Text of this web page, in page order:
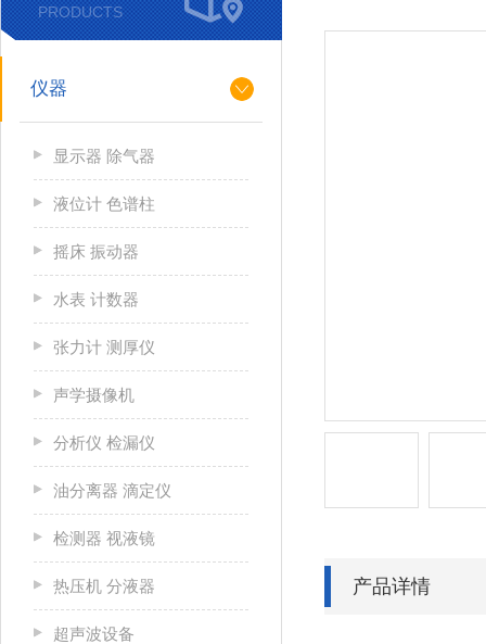
PRODUCTS
仪器
显示器 除气器
液位计 色谱柱
摇床 振动器
水表 计数器
张力计 测厚仪
声学摄像机
分析仪 检漏仪
油分离器 滴定仪
检测器 视液镜
热压机 分液器
超声波设备
产品详情